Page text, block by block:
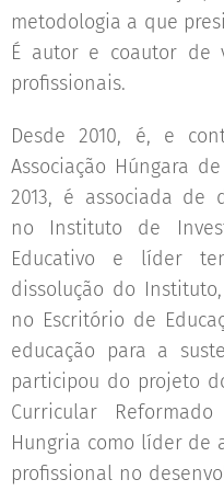
metodologia a que
É autor e coautor de
profissionais.
Desde 2010, é, e
Associação Húngara
2013, é associada de
no Instituto de
Educativo e líder
dissolução do
no Escritório de
educação para a
participou do projeto
Curricular
Hungria como líder de
profissional no